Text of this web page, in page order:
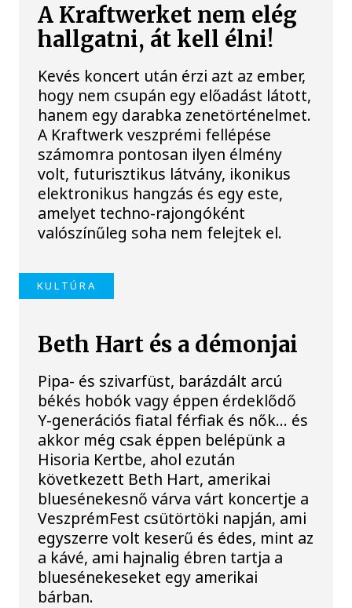
A Kraftwerket nem elég
hallgatni, át kell élni!
Kevés koncert után érzi azt az ember,
hogy nem csupán egy előadást látott,
hanem egy darabka zenetörténelmet.
A Kraftwerk veszprémi fellépése
számomra pontosan ilyen élmény
volt, futurisztikus látvány, ikonikus
elektronikus hangzás és egy este,
amelyet techno-rajongóként
valószínűleg soha nem felejtek el.
KULTÚRA
Beth Hart és a démonjai
Pipa- és szivarfüst, barázdált arcú
békés hobók vagy éppen érdeklődő
Y-generációs fiatal férfiak és nők… és
akkor még csak éppen belépünk a
Hisoria Kertbe, ahol ezután
következett Beth Hart, amerikai
bluesénekesnő várva várt koncertje a
VeszprémFest csütörtöki napján, ami
egyszerre volt keserű és édes, mint az
a kávé, ami hajnalig ébren tartja a
bluesénekeseket egy amerikai
bárban.